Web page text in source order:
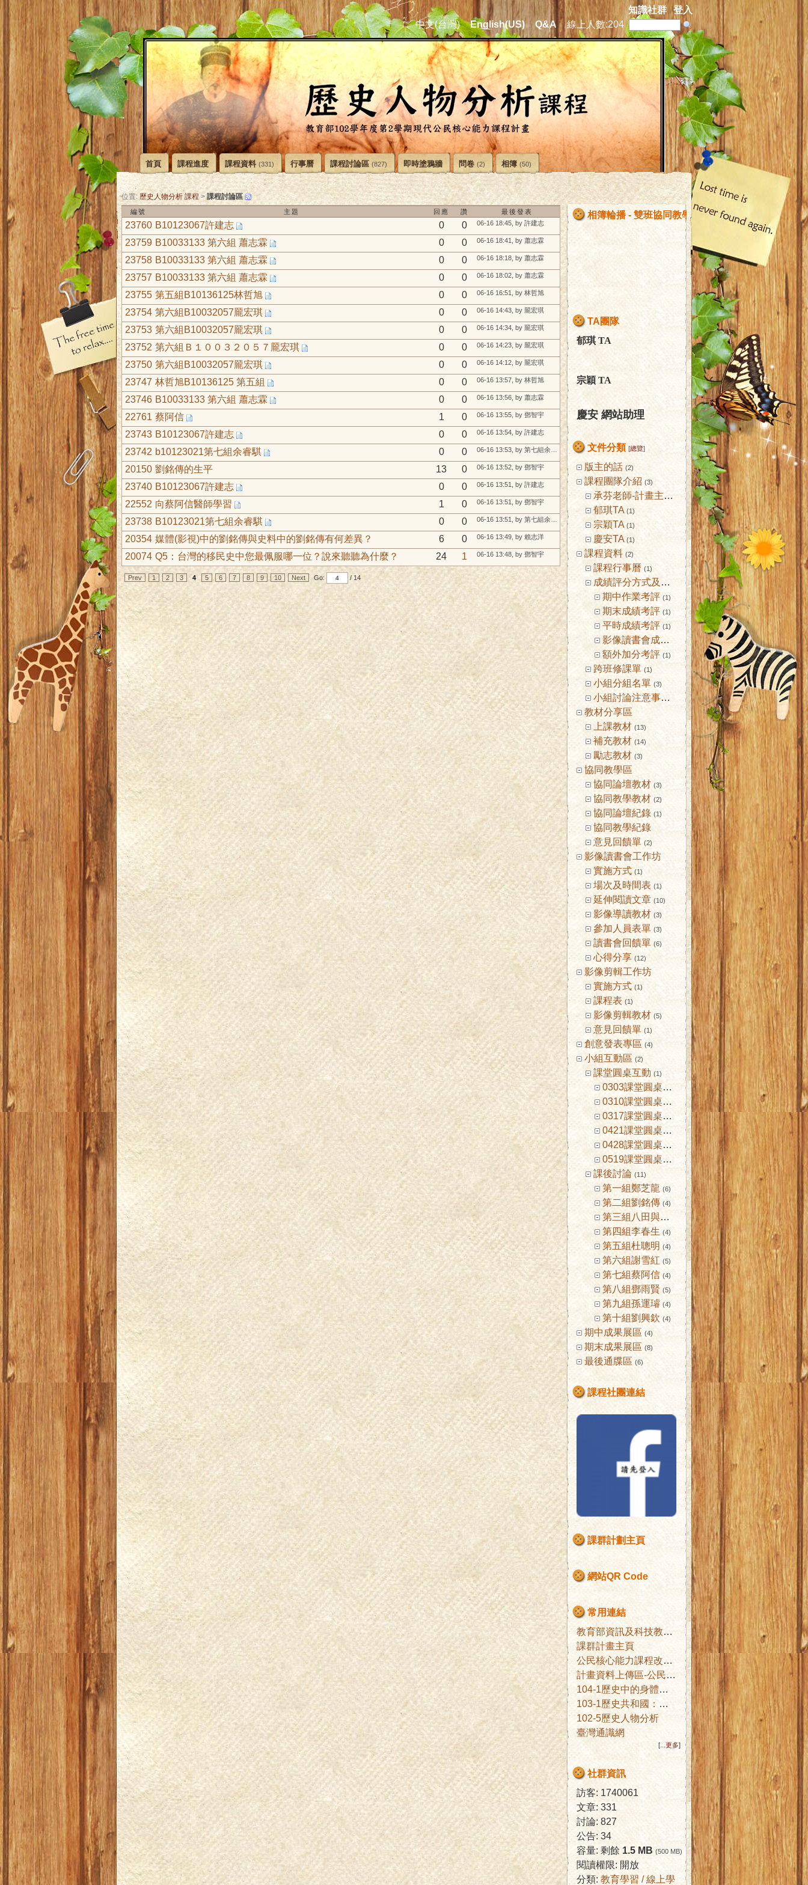
知識社群
登入
中文(台灣)
English(US) Q&A 線上人數:204
首頁 課程進度 課程資料 (331) 行事曆 課程討論區 (827) 即時塗鴉牆 問卷 (2) 相簿 (50)
相簿輪播 - 雙班協同教學0505
TA團隊
郁琪 TA
宗穎 TA
慶安 網站助理
文件分類 [總覽]
版主的話 (2)
課程團隊介紹 (3)
承芬老師-計畫主持人 (1)
郁琪TA (1)
宗穎TA (1)
慶安TA (1)
課程資料 (2)
課程行事曆 (1)
成績評分方式及標準 (1)
期中作業考評 (1)
期末成績考評 (1)
平時成績考評 (1)
影像讀書會成績考核 (1)
額外加分考評 (1)
跨班修課單 (1)
小組分組名單 (3)
小組討論注意事項
教材分享區
上課教材 (13)
補充教材 (14)
勵志教材 (3)
協同教學區
協同論壇教材 (3)
協同教學教材 (2)
協同論壇紀錄 (1)
協同教學紀錄
意見回饋單 (2)
影像讀書會工作坊
實施方式 (1)
場次及時間表 (1)
延伸閱讀文章 (10)
影像導讀教材 (3)
參加人員表單 (3)
讀書會回饋單 (6)
心得分享 (12)
影像剪輯工作坊
實施方式 (1)
課程表 (1)
影像剪輯教材 (5)
意見回饋單 (1)
創意發表專區 (4)
小組互動區 (2)
課堂圓桌互動 (1)
0303課堂圓桌討論 (3)
0310課堂圓桌討論 (3)
0317課堂圓桌討論 (3)
0421課堂圓桌討論 (3)
0428課堂圓桌討論 (3)
0519課堂圓桌討論 (4)
課後討論 (11)
第一組鄭芝龍 (6)
第二組劉銘傳 (4)
第三組八田與一
第四組李春生 (4)
第五組杜聰明 (4)
第六組謝雪紅 (5)
第七組蔡阿信 (4)
第八組鄧雨賢 (5)
第九組孫運璿 (4)
第十組劉興欽 (4)
期中成果展區 (4)
期末成果展區 (8)
最後通牒區 (6)
課程社團連結
課群計劃主頁
網站QR Code
常用連結
教育部資訊及科技教育司
課群計畫主頁
公民核心能力課程改進子計畫公佈欄
計畫資料上傳區-公民核心能力課程改進子計畫辦公室
104-1歷史中的身體文化
103-1歷史共和國：互文詮釋與想像
102-5歷史人物分析
臺灣通識網
[ ...更多]
社群資訊
訪客: 1740061
文章: 331
討論: 827
公告: 34
容量: 剩餘 1.5 MB (500 MB)
閱讀權限: 開放
分類: 教育學習 / 線上學
位置:歷史人物分析 課程 > 課程討論區
編號 主題 回應 讚 最後發表
23760 B10123067許建志 0 0 06-16 18:45, by 許建志
23759 B10033133 第六組 蕭志霖 0 0 06-16 18:41, by 蕭志霖
23758 B10033133 第六組 蕭志霖 0 0 06-16 18:18, by 蕭志霖
23757 B10033133 第六組 蕭志霖 0 0 06-16 18:02, by 蕭志霖
23755 第五組B10136125林哲旭 0 0 06-16 16:51, by 林哲旭
23754 第六組B10032057龎宏琪 0 0 06-16 14:43, by 龎宏琪
23753 第六組B10032057龎宏琪 0 0 06-16 14:34, by 龎宏琪
23752 第六組Ｂ１００３２０５７龎宏琪 0 0 06-16 14:23, by 龎宏琪
23750 第六組B10032057龎宏琪 0 0 06-16 14:12, by 龎宏琪
23747 林哲旭B10136125 第五組 0 0 06-16 13:57, by 林哲旭
23746 B10033133 第六組 蕭志霖 0 0 06-16 13:56, by 蕭志霖
22761 蔡阿信 1 0 06-16 13:55, by 鄧智宇
23743 B10123067許建志 0 0 06-16 13:54, by 許建志
23742 b10123021第七組余睿騏 0 0
20150 劉銘傳的生平 13 0 06-16 13:52, by 鄧智宇
23740 B10123067許建志 0 0 06-16 13:51, by 許建志
22552 向蔡阿信醫師學習 1 0 06-16 13:51, by 鄧智宇
23738 B10123021第七組余睿騏 0 0
20354 媒體(影視)中的劉銘傳與史料中的劉銘傳有何差異？ 6 0 06-16 13:49, by 賴志洋
20074 Q5：台灣的移民史中您最佩服哪一位？說來聽聽為什麼？ 24 1 06-16 13:48, by 鄧智宇
Prev 1 2 3 4 5 6 7 8 9 10 Next Go: / 14